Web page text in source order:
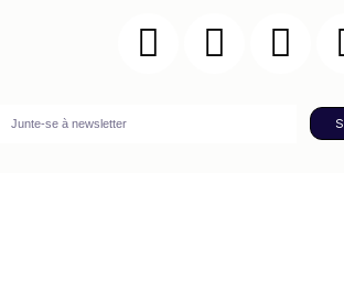
clínicos realmente mostram